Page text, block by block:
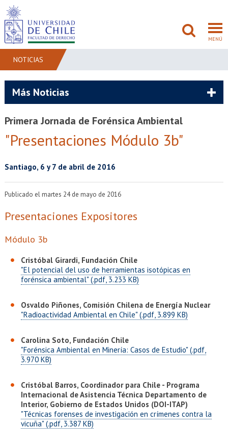
MENÚ
POSTGRADO
INVESTIGACIÓN
Egresados Funcionarios
NOTICIAS
Más Noticias
Primera Jornada de Forénsica Ambiental
"Presentaciones Módulo 3b"
Santiago, 6 y 7 de abril de 2016
Publicado el martes 24 de mayo de 2016
Presentaciones Expositores
Módulo 3b
Cristóbal Girardi, Fundación Chile
"El potencial del uso de herramientas isotópicas en
forénsica ambiental" (.pdf, 3.233 KB)
Osvaldo Piñones, Comisión Chilena de Energía Nuclear
"Radioactividad Ambiental en Chile" (.pdf, 3.899 KB)
Carolina Soto, Fundación Chile
"Forénsica Ambiental en Minería: Casos de Estudio" (.pdf,
3.970 KB)
Cristóbal Barros, Coordinador para Chile - Programa
Internacional de Asistencia Técnica Departamento de
Interior, Gobierno de Estados Unidos (DOI-ITAP)
"Técnicas forenses de investigación en crímenes contra la
vicuña" (.pdf, 3.387 KB)